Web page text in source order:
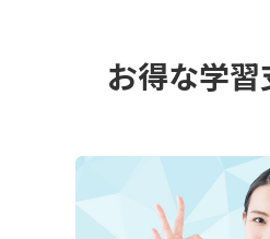
お得な学